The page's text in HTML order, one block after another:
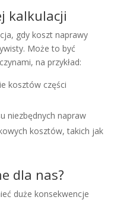
kalkulacji
gdy koszt naprawy
Może to być
na przykład:
kosztów części
niezbędnych napraw
kosztów, takich jak
dla nas?
duże konsekwencje